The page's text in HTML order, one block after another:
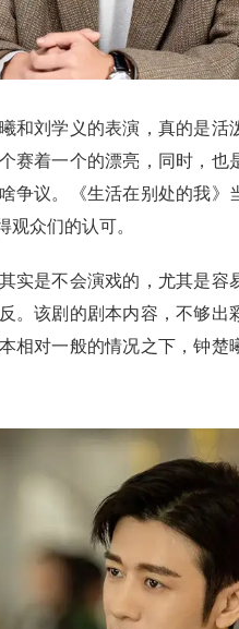
和刘学义的表演，真的是活
赛着一个的漂亮，同时，也
争议。《生活在别处的我》
观众们的认可。
实是不会演戏的，尤其是容
。该剧的剧本内容，不够出
相对一般的情况之下，钟楚